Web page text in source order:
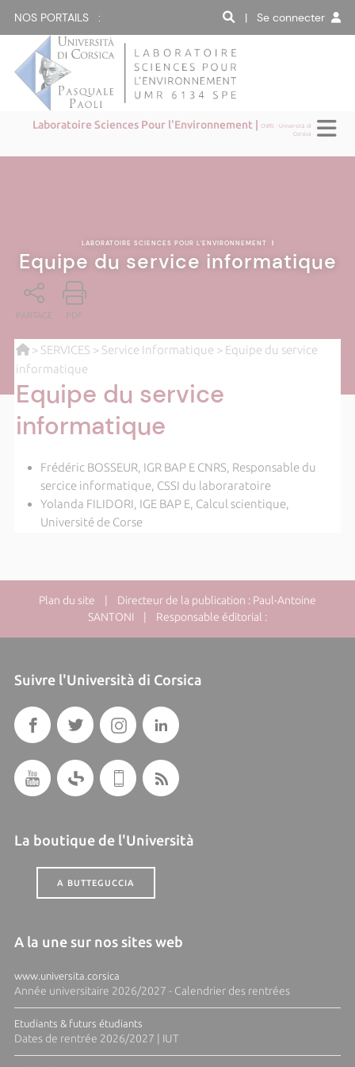
NOS PORTAILS : | Se connecter
Laboratoire Sciences Pour l'Environnement |CNRS - Università di
Corsica
LABORATOIRE SCIENCES POUR L'ENVIRONNEMENT |
Equipe du service informatique
PARTAGE PDF
> SERVICES > Service Informatique > Equipe du service
informatique
Equipe du service
informatique
Frédéric BOSSEUR, IGR BAP E CNRS, Responsable du
sercice informatique, CSSI du laboraratoire
Yolanda FILIDORI, IGE BAP E, Calcul scientique,
Université de Corse
Plan du site | Directeur de la publication : Paul-Antoine
SANTONI | Responsable éditorial :
Suivre l'Università di Corsica
La boutique de l'Università
A BUTTEGUCCIA
A la une sur nos sites web
www.universita.corsica
Année universitaire 2026/2027 - Calendrier des rentrées
Etudiants & futurs étudiants
Dates de rentrée 2026/2027 | IUT